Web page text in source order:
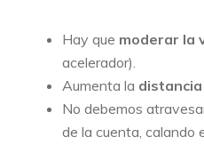
Hay que moderar la
acelerador).
Aumenta la
No debemos
de la cuenta, calando